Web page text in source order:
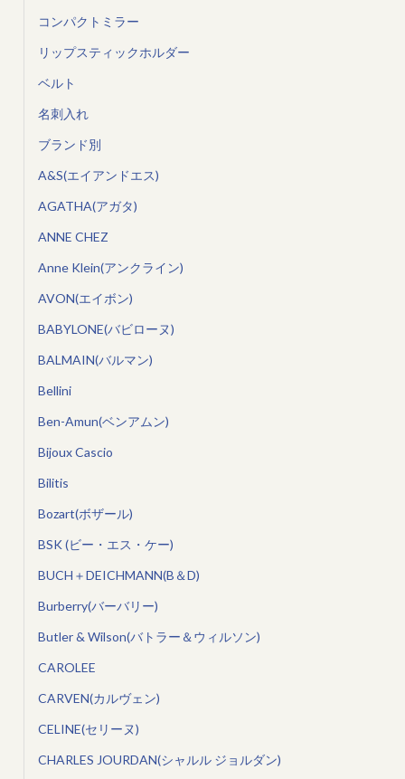
コンパクトミラー
リップスティックホルダー
ベルト
名刺入れ
ブランド別
A&S(エイアンドエス)
AGATHA(アガタ)
ANNE CHEZ
Anne Klein(アンクライン)
AVON(エイボン)
BABYLONE(バビローヌ)
BALMAIN(バルマン)
Bellini
Ben-Amun(ベンアムン)
Bijoux Cascio
Bilitis
Bozart(ボザール)
BSK (ビー・エス・ケー)
BUCH＋DEICHMANN(B＆D)
Burberry(バーバリー)
Butler & Wilson(バトラー＆ウィルソン)
CAROLEE
CARVEN(カルヴェン)
CELINE(セリーヌ)
CHARLES JOURDAN(シャルル ジョルダン)